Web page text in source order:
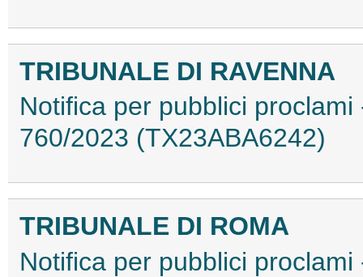
TRIBUNALE DI RAVENNA
Notifica per pubblici
760/2023 (TX23ABA6242)
TRIBUNALE DI ROMA
Notifica per pubblici